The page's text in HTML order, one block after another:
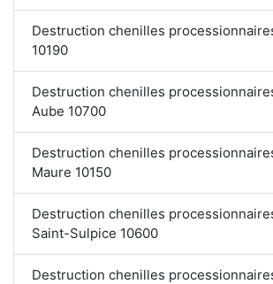
Destruction chenilles
10190
Destruction chenilles
Aube 10700
Destruction chenilles
Maure 10150
Destruction chenilles
Saint-Sulpice 10600
Destruction chenilles